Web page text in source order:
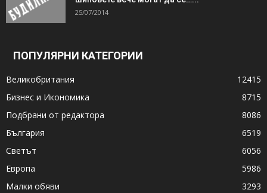
25/07/2014
ПОПУЛЯРНИ КАТЕГОРИИ
Великобритания
12415
Бизнес и Икономика
8715
Подбрани от редактора
8086
България
6519
Светът
6056
Европа
5986
Малки обяви
3293